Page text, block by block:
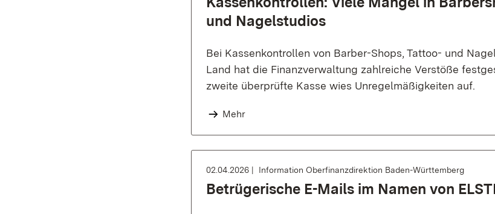
und Nagelstudios
Bei Kassenkontrollen von Barber-Shops, Tattoo- und
Land hat die Finanzverwaltung zahlreiche Verstöße
zweite überprüfte Kasse wies Unregelmäßigkeiten auf.
Mehr
02.04.2026 Information Oberfinanzdirektion Baden-Württemberg
Betrügerische E-Mails im Namen von